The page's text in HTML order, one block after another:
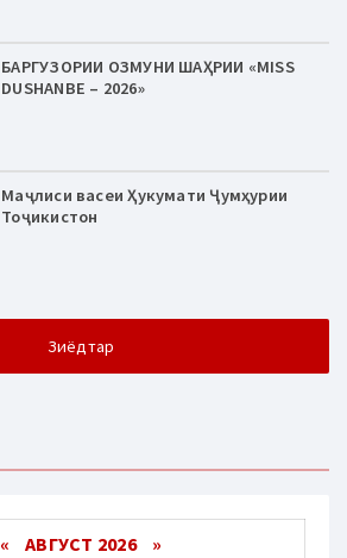
БАРГУЗОРИИ ОЗМУНИ ШАҲРИИ «MISS
DUSHANBE – 2026»
Маҷлиси васеи Ҳукумати Ҷумҳурии
Тоҷикистон
Зиёдтар
« АВГУСТ 2026 »